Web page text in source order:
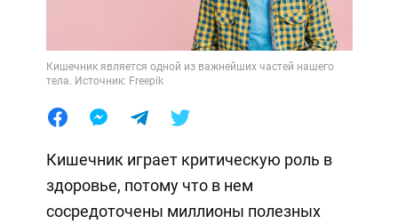
Кишечник является одной из важнейших частей нашего
тела. Источник: Freepik
Кишечник играет критическую роль в
здоровье, потому что в нем
сосредоточены миллионы полезных